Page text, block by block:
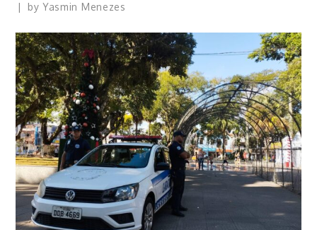
by Yasmin Menezes